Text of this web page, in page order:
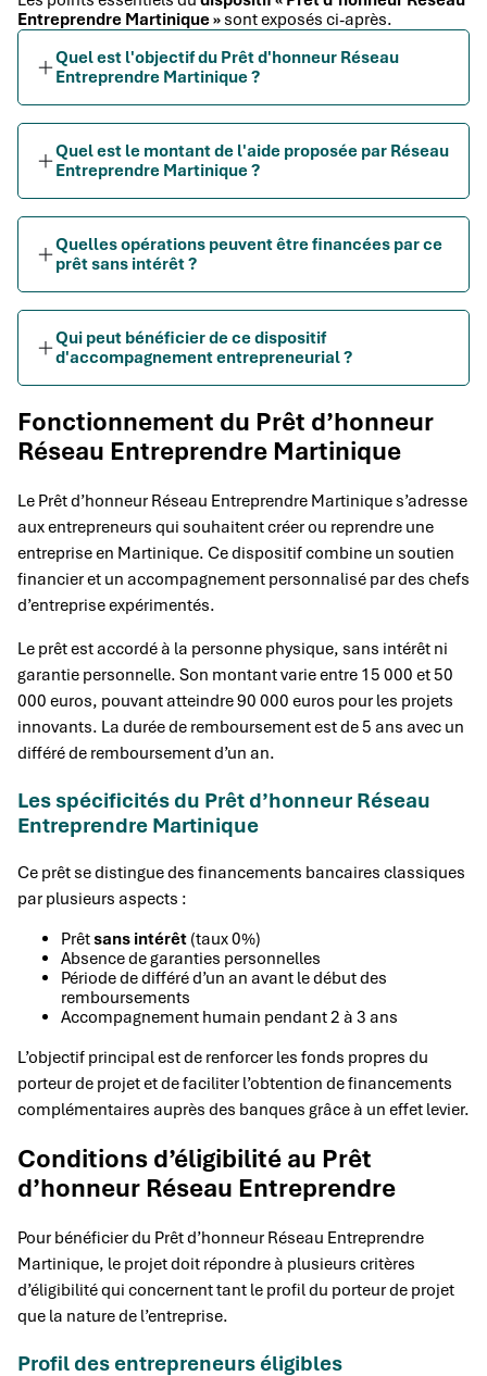
Entreprendre Martinique » sont exposés ci-après.
Quel est l'objectif du Prêt d'honneur Réseau
Entreprendre Martinique ?
Quel est le montant de l'aide proposée par Réseau
Entreprendre Martinique ?
Quelles opérations peuvent être financées par ce
prêt sans intérêt ?
Qui peut bénéficier de ce dispositif
d'accompagnement entrepreneurial ?
Fonctionnement du Prêt d’honneur
Réseau Entreprendre Martinique
Le Prêt d’honneur Réseau Entreprendre Martinique s’adresse
aux entrepreneurs qui souhaitent créer ou reprendre une
entreprise en Martinique. Ce dispositif combine un soutien
financier et un accompagnement personnalisé par des chefs
d’entreprise expérimentés.
Le prêt est accordé à la personne physique, sans intérêt ni
garantie personnelle. Son montant varie entre 15 000 et 50
000 euros, pouvant atteindre 90 000 euros pour les projets
innovants. La durée de remboursement est de 5 ans avec un
différé de remboursement d’un an.
Les spécificités du Prêt d’honneur Réseau
Entreprendre Martinique
Ce prêt se distingue des financements bancaires classiques
par plusieurs aspects :
Prêtsans intérêt (taux 0%)
Absence de garanties personnelles
Période de différé d’un an avant le début des
remboursements
Accompagnement humain pendant 2 à 3 ans
L’objectif principal est de renforcer les fonds propres du
porteur de projet et de faciliter l’obtention de financements
complémentaires auprès des banques grâce à un effet levier.
Conditions d’éligibilité au Prêt
d’honneur Réseau Entreprendre
Pour bénéficier du Prêt d’honneur Réseau Entreprendre
Martinique, le projet doit répondre à plusieurs critères
d’éligibilité qui concernent tant le profil du porteur de projet
que la nature de l’entreprise.
Profil des entrepreneurs éligibles